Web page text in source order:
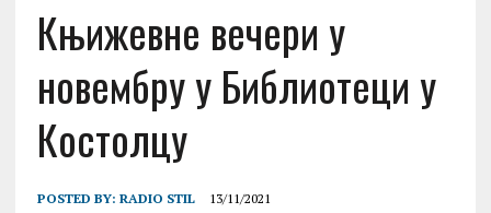
Књижевне вечери у
новембру у Библиотеци у
Костолцу
POSTED BY: RADIO STIL 13/11/2021